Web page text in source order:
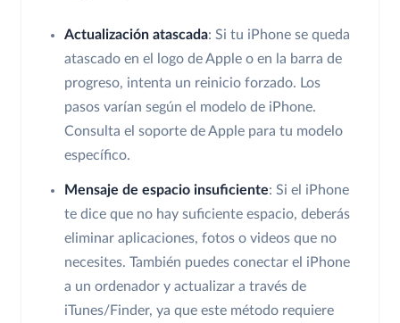
Actualización atascada: Si tu iPhone se queda
atascado en el logo de Apple o en la barra de
progreso, intenta un reinicio forzado. Los
pasos varían según el modelo de iPhone.
Consulta el soporte de Apple para tu modelo
específico.
Mensaje de espacio insuficiente: Si el iPhone
te dice que no hay suficiente espacio, deberás
eliminar aplicaciones, fotos o videos que no
necesites. También puedes conectar el iPhone
a un ordenador y actualizar a través de
iTunes/Finder, ya que este método requiere